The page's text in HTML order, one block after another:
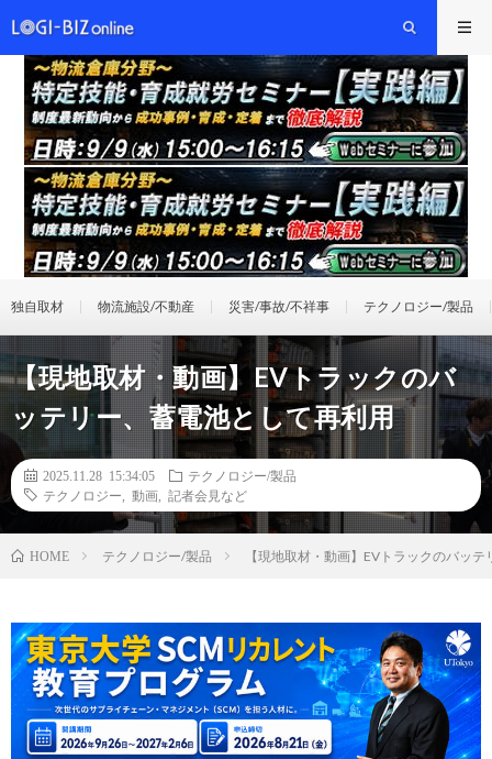
独自取材 物流施設/不動産 災害/事故/不祥事 テクノロジー/製品
【現地取材・動画】EVトラックのバ
ッテリー、蓄電池として再利用
2025.11.28 15:34:05
テクノロジー/製品
テクノロジー
動画 記者会見など
HOME テクノロジー/製品 【現地取材・動画】EVトラックのバッ